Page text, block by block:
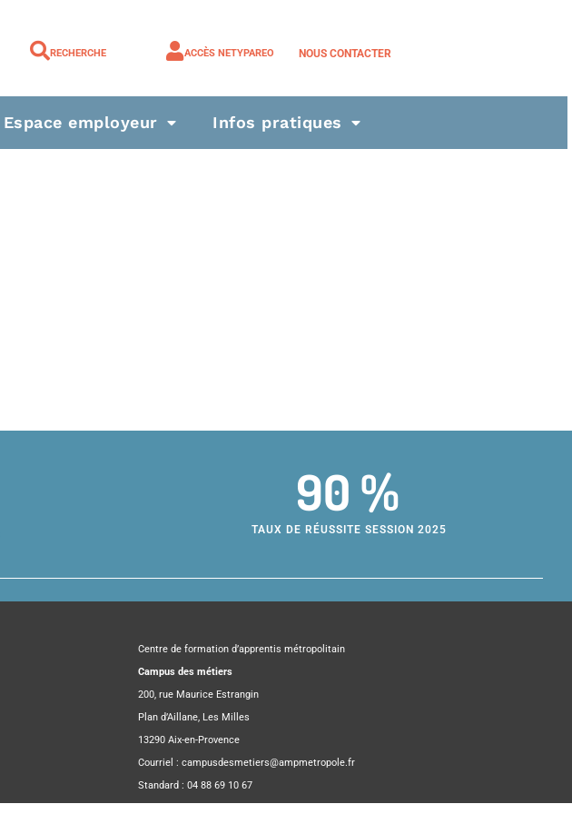
RECHERCHE ACCÈS NETYPAREO NOUS CONTACTER
Espace employeur Infos pratiques
90 %
TAUX DE RÉUSSITE SESSION 2025
Centre de formation d’apprentis métropolitain
Campus des métiers
200, rue Maurice Estrangin
Plan d’Aillane, Les Milles
13290 Aix-en-Provence
Courriel : campusdesmetiers@ampmetropole.fr
Standard : 04 88 69 10 67